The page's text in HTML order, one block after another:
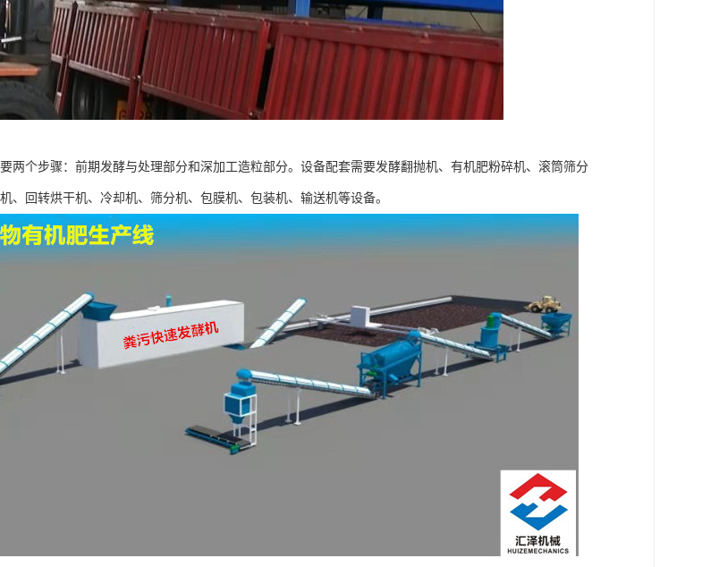
两个步骤：前期发酵与处理部分和深加工造粒部分。设备配套需要发酵翻抛机、有机肥粉碎机、滚筒筛分
、回转烘干机、冷却机、筛分机、包膜机、包装机、输送机等设备。